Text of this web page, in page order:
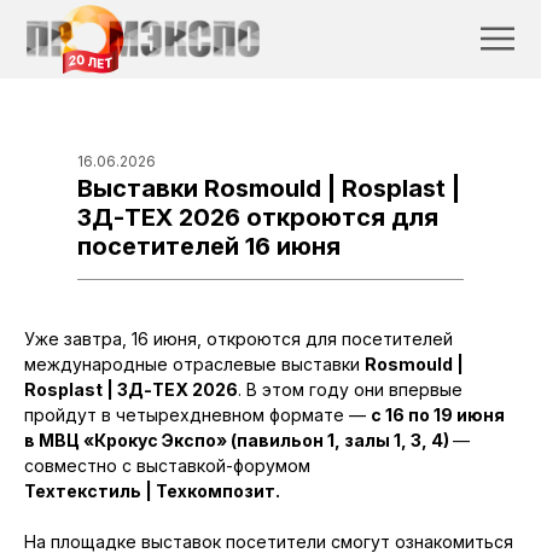
16.06.2026
Выставки Rosmould | Rosplast |
3Д-ТЕХ 2026 откроются для
посетителей 16 июня
Уже завтра, 16 июня, откроются для посетителей
международные отраслевые выставки Rosmould |
Rosplast | 3Д-ТЕХ 2026. В этом году они впервые
пройдут в четырехдневном формате — с 16 по 19 июня
в МВЦ «Крокус Экспо» (павильон 1, залы 1, 3, 4) —
совместно с выставкой-форумом
Техтекстиль | Техкомпозит.
На площадке выставок посетители смогут ознакомиться